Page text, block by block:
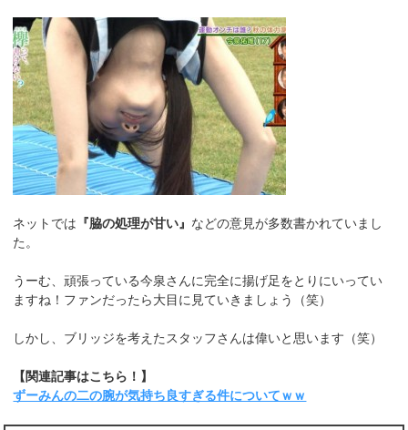
ネットでは 『脇の処理が甘い』 などの意見が多数書かれていまし
た。
うーむ、頑張っている今泉さんに完全に揚げ足をとりにいってい
ますね！ファンだったら大目に見ていきましょう（笑）
しかし、ブリッジを考えたスタッフさんは偉いと思います（笑）
【関連記事はこちら！】
ずーみんの二の腕が気持ち良すぎる件についてｗｗ